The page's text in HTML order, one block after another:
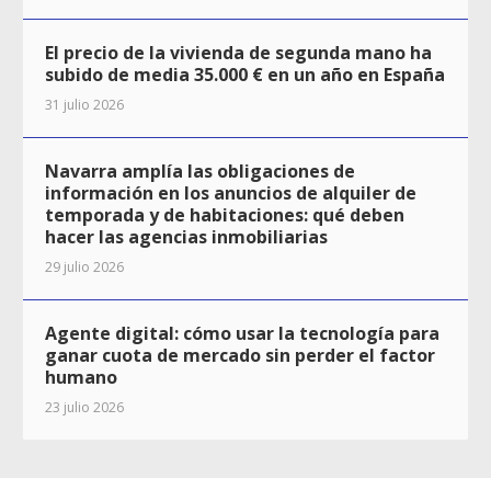
El precio de la vivienda de segunda mano ha
subido de media 35.000 € en un año en España
31 julio 2026
Navarra amplía las obligaciones de
información en los anuncios de alquiler de
temporada y de habitaciones: qué deben
hacer las agencias inmobiliarias
29 julio 2026
Agente digital: cómo usar la tecnología para
ganar cuota de mercado sin perder el factor
humano
23 julio 2026